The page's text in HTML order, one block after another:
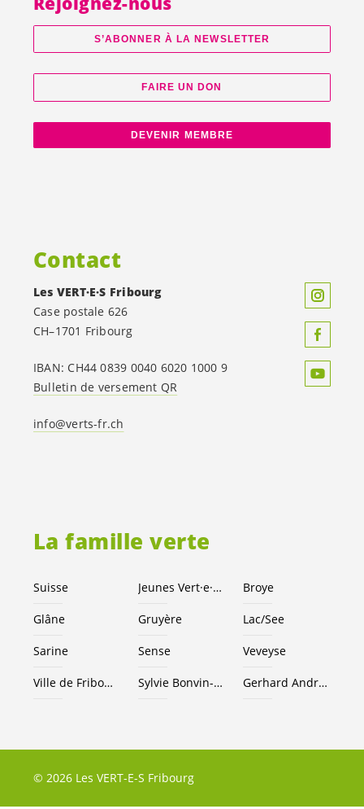
La famille verte
Suisse Jeunes Vert·e·x·s Broye
Glâne Gruyère Lac/See
Sarine Sense Veveyse
Ville de Fribourg Sylvie Bonvin-Sansonnens Gerhard Andrey
S’ABONNER À LA NEWSLETTER
FAIRE UN DON
DEVENIR MEMBRE
Contact
Les VERT·E·S Fribourg
Case postale 626
CH–1701 Fribourg
IBAN: CH44 0839 0040 6020 1000 9
Bulletin de versement QR
info@verts-fr.ch
© 2026 Les VERT-E-S Fribourg